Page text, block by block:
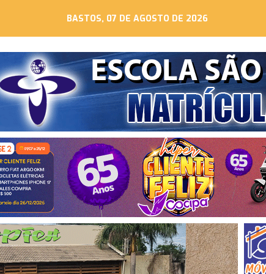
BASTOS, 07 DE AGOSTO DE 2026